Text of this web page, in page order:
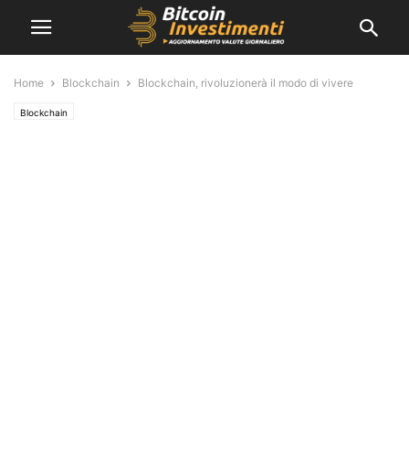
Home Blockchain Blockchain, rivoluzionerà il modo di vivere
Blockchain